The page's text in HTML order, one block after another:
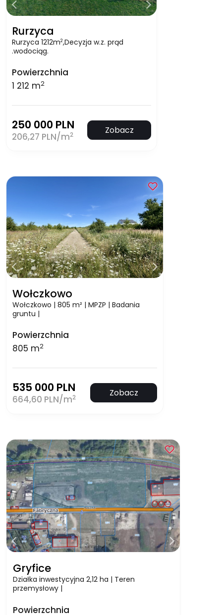
Rurzyca
Rurzyca 1212m2,Decyzja w.z. prąd
.wodociąg.
Powierzchnia
1 212 m2
250 000 PLN
206,27 PLN/m2 Zobacz
Wołczkowo
Wołczkowo | 805 m² | MPZP | Badania
gruntu |
Powierzchnia
805 m2
535 000 PLN
664,60 PLN/m2 Zobacz
Gryfice
Działka inwestycyjna 2,12 ha | Teren
przemysłowy |
Powierzchnia